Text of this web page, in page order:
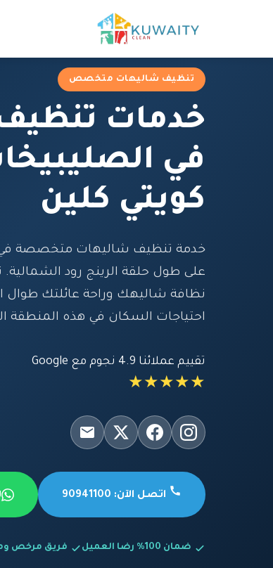
تنظيف شاليهات متخصص
خدمات
في
كويتي كلين
خدمة تنظيف شاليهات متخصصة في
على طول حلقة الرينج رود الشمالية.
نظافة شاليهك وراحة عائلتك طوال
احتياجات السكان في هذه المنطقة
تقييم عملائنا 4.9 نجوم مع Google
★★★★★
اتصل الآن: 90941100
ضمان 100% رضا العميل فريق مرخص